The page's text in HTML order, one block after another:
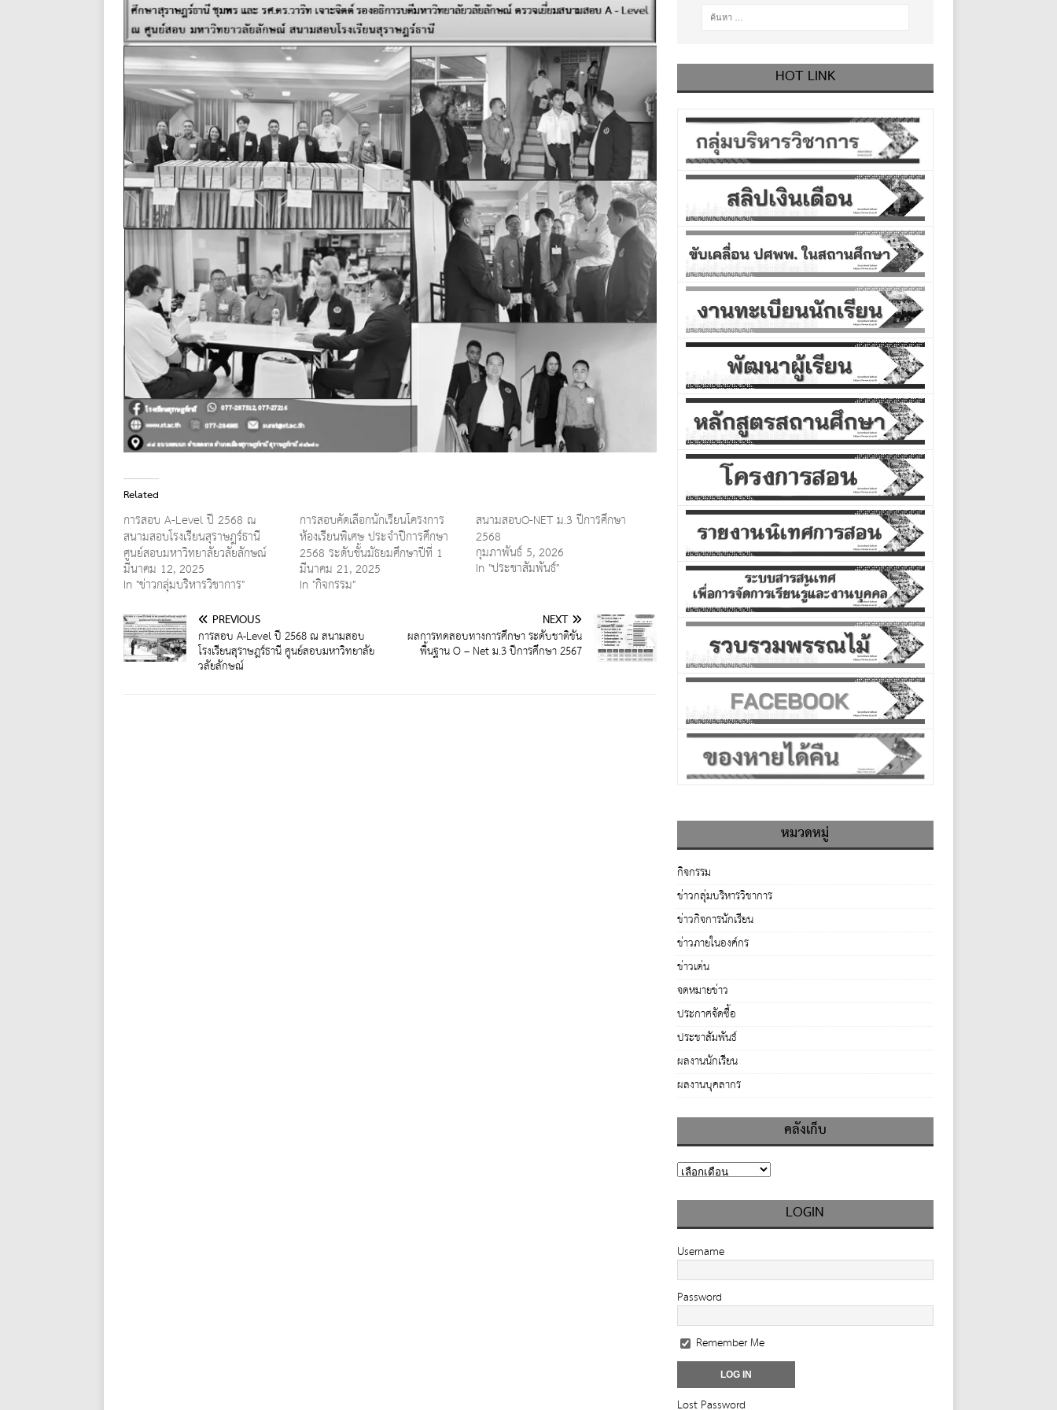
Related
การสอบ A-Level ปี 2568 ณ
สนามสอบโรงเรียนสุราษฎร์ธานี
ศูนย์สอบมหาวิทยาลัยวลัยลักษณ์
มีนาคม 12, 2025
In "ข่าวกลุ่มบริหารวิชาการ"
การสอบคัดเลือกนักเรียนโครงการ
ห้องเรียนพิเศษ ประจำปีการศึกษา
2568 ระดับชั้นมัธยมศึกษาปีที่ 1
มีนาคม 21, 2025
In "กิจกรรม"
สนามสอบO-NET ม.3 ปีการศึกษา
2568
กุมภาพันธ์ 5, 2026
In "ประชาสัมพันธ์"
PREVIOUS
การสอบ A-Level ปี 2568 ณ สนามสอบ
โรงเรียนสุราษฎร์ธานี ศูนย์สอบมหาวิทยาลัย
วลัยลักษณ์
NEXT
ผลการทดสอบทางการศึกษา ระดับชาติขั้น
พื้นฐาน O – Net ม.3 ปีการศึกษา 2567
HOT LINK
หมวดหมู่
กิจกรรม
ข่าวกลุ่มบริหารวิชาการ
ข่าวกิจการนักเรียน
ข่าวภายในองค์กร
ข่าวเด่น
จดหมายข่าว
ประกาศจัดซื้อ
ประชาสัมพันธ์
ผลงานนักเรียน
ผลงานบุคลากร
คลังเก็บ
LOGIN
Username
Password
Remember Me
Lost Password